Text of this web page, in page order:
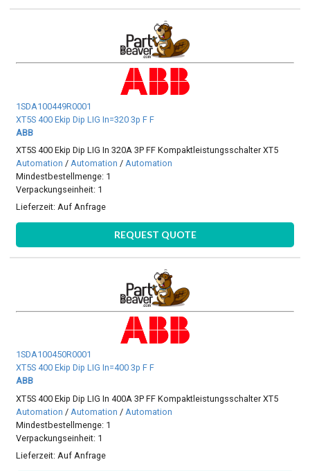
1SDA100449R0001
XT5S 400 Ekip Dip LIG In=320 3p F F
ABB
XT5S 400 Ekip Dip LIG In 320A 3P FF Kompaktleistungsschalter XT5
Automation / Automation / Automation
Mindestbestellmenge: 1
Verpackungseinheit: 1
Lieferzeit:Auf Anfrage
REQUEST QUOTE
1SDA100450R0001
XT5S 400 Ekip Dip LIG In=400 3p F F
ABB
XT5S 400 Ekip Dip LIG In 400A 3P FF Kompaktleistungsschalter XT5
Automation / Automation / Automation
Mindestbestellmenge: 1
Verpackungseinheit: 1
Lieferzeit:Auf Anfrage